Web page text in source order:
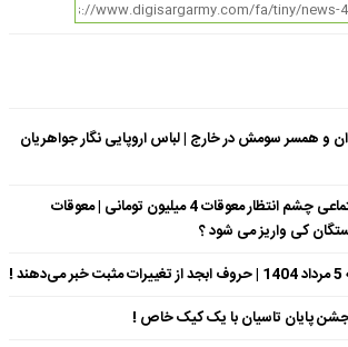
و همسر سومش در خارج | لباس اروپایی نگار جواهریان
بازنشستگان تامین اجتماعی چشم انتظار معوقات 4 میلیون تومانی | معوقات
کی واریز می شود ؟
!
جشن پایان تاسیان با یک کیک خاص !